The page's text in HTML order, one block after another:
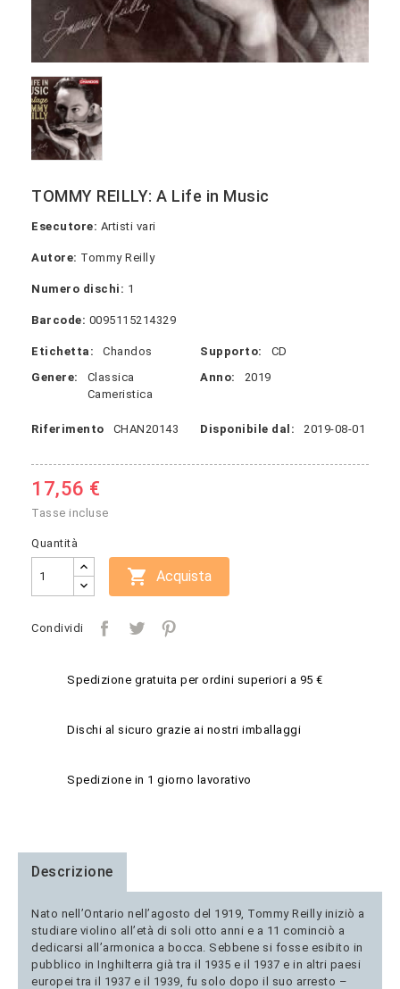
TOMMY REILLY: A Life in Music
Esecutore: Artisti vari
Autore: Tommy Reilly
Numero dischi: 1
Barcode: 0095115214329
Etichetta: Chandos Supporto:
CD
Genere:
Classica
Cameristica
Anno: 2019
Riferimento CHAN20143 Disponibile dal: 2019-08-01
17,56 €
Tasse incluse
Quantità
 Acquista
Condividi
Spedizione gratuita per ordini superiori a 95 €
Dischi al sicuro grazie ai nostri imballaggi
Spedizione in 1 giorno lavorativo
Descrizione
Nato nell’Ontario nell’agosto del 1919, Tommy Reilly iniziò a
studiare violino all’età di soli otto anni e a 11 cominciò a
dedicarsi all’armonica a bocca. Sebbene si fosse esibito in
pubblico in Inghilterra già tra il 1935 e il 1937 e in altri paesi
europei tra il 1937 e il 1939, fu solo dopo il suo arresto –